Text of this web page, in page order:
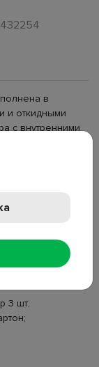
в
и откидными
с внутренними
поверхность
по
пространство и
набора
текстиля и
или в
3 шт;